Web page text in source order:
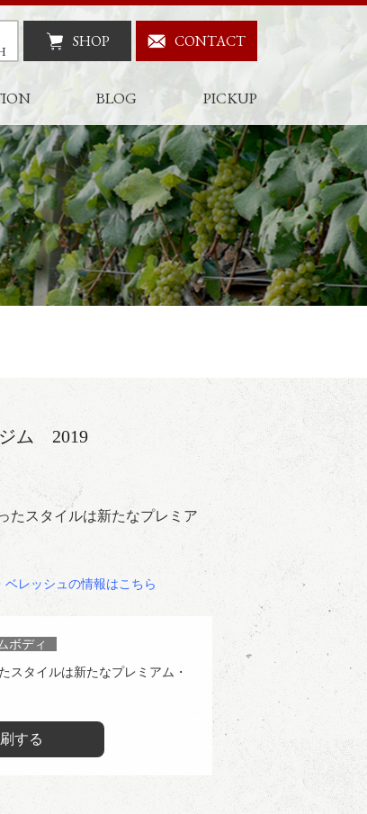
SHOP CONTACT
BLOG PICKUP
ム 2019
たスタイルは新たなプレミア
レッシュの情報はこちら
ボディ
スタイルは新たなプレミアム・
する